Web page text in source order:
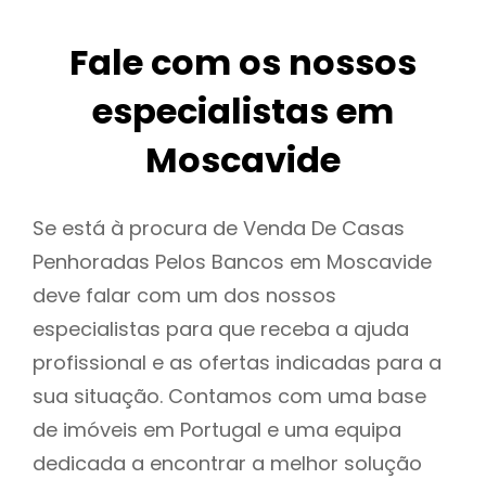
Fale com os nossos
especialistas em
Moscavide
Se está à procura de Venda De Casas
Penhoradas Pelos Bancos em Moscavide
deve falar com um dos nossos
especialistas para que receba a ajuda
profissional e as ofertas indicadas para a
sua situação. Contamos com uma base
de imóveis em Portugal e uma equipa
dedicada a encontrar a melhor solução